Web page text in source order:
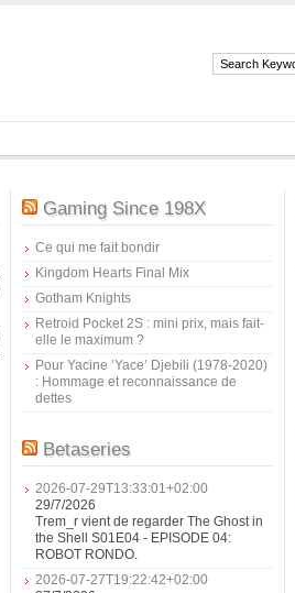
Gaming Since 198X
Ce qui me fait bondir
Kingdom Hearts Final Mix
Gotham Knights
Retroid Pocket 2S : mini prix, mais fait-
elle le maximum ?
Pour Yacine ‘Yace’ Djebili (1978-2020)
: Hommage et reconnaissance de
dettes
Betaseries
2026-07-29T13:33:01+02:00
29/7/2026
Trem_r vient de regarder The Ghost in
the Shell S01E04 - EPISODE 04:
ROBOT RONDO.
2026-07-27T19:22:42+02:00